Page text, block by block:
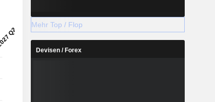
Mehr Top / Flop
Devisen / Forex